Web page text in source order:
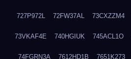
727P972L 72FW37AL 73CXZZM4
73VKAF4E 740HGIUK 745ACL1O
74FGRN3A 7612HD1B 7651K273